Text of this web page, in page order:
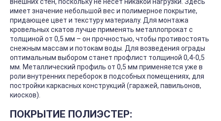
имеет значение небольшой вес и полимерное покрытие,
придающее цвет и текстуру материалу. Для монтажа
кровельных скатов лучше применять металлопрокат с
толщиной от 0,5 мм – он прочностью, чтобы противостоять
снежным массам и потокам воды. Для возведения ограды
оптимальным выбором станет профлист толщиной 0,4-0,5
мм. Металлический профиль от 0,5 мм применяется уже в
роли внутренних переборок в подсобных помещениях, для
постройки каркасных конструкций (гаражей, павильонов,
киосков).
ПОКРЫТИЕ ПОЛИЭСТЕР: